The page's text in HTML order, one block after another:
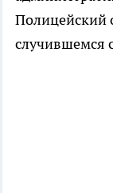
Полицейский
случившемся